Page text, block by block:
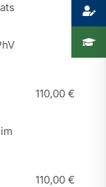
110,00 €
110,00 €